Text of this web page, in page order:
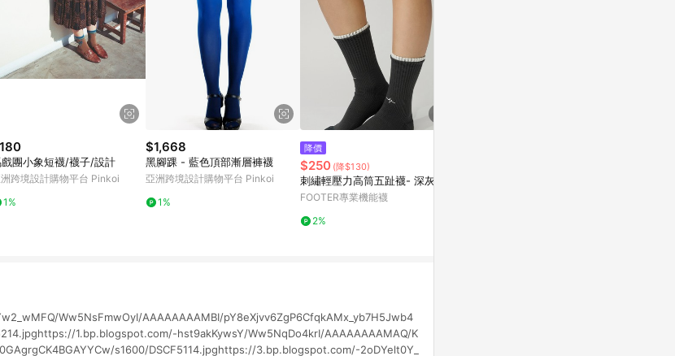
戲團小象短襪/襪子/設計
跨境設計購物平台 Pinkoi
1%
$1,668
黑腳踝 - 藍色頂部漸層褲襪
亞洲跨境設計購物平台 Pinkoi
1%
降價
$250 (降$130)
刺繡輕壓力高筒五趾襪- 深灰
FOOTER專業機能襪
2%
Ww5NsFmwOyI/AAAAAAAAMBI/pY8eXjvv6ZgP6CfqkAMx_yb7H5Jwb4
1.bp.blogspot.com/-hst9akKywsY/Ww5NqDo4krI/AAAAAAAAMAQ/K
s1600/DSCF5114.jpghttps://3.bp.blogspot.com/-2oDYelt0Y_